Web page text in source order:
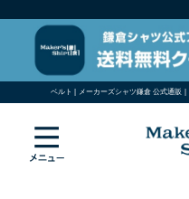
ベルト | メーカーズシャツ鎌倉 公式通販